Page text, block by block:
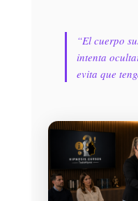
“El cuerpo
intenta
evita que